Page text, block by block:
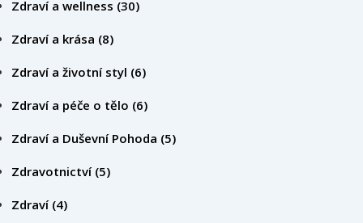
Zdraví a wellness (30)
Zdraví a krása (8)
Zdraví a životní styl (6)
Zdraví a péče o tělo (6)
Zdraví a Duševní Pohoda (5)
Zdravotnictví (5)
Zdraví (4)